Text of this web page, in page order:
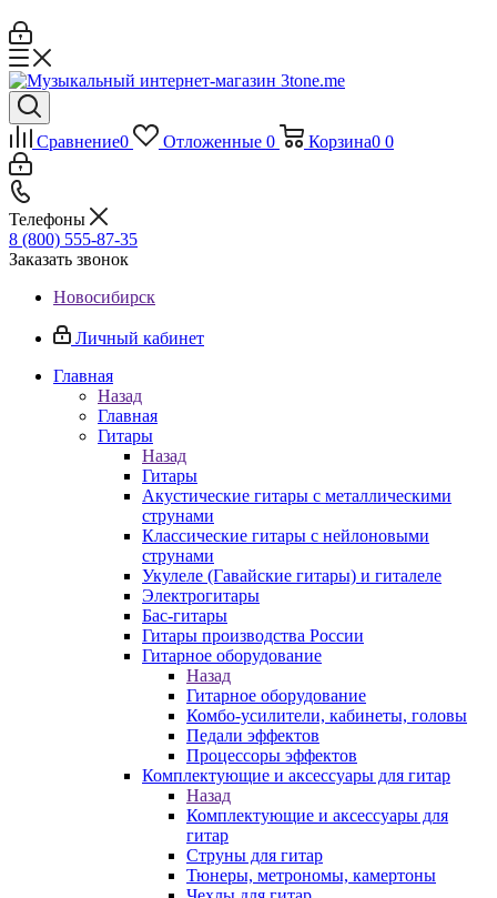
Сравнение0 Отложенные 0 Корзина0 0
Телефоны
8 (800) 555-87-35
Заказать звонок
Новосибирск
Личный кабинет
Главная
Назад
Главная
Гитары
Назад
Гитары
Акустические гитары с металлическими
струнами
Классические гитары с нейлоновыми
струнами
Укулеле (Гавайские гитары) и гиталеле
Электрогитары
Бас-гитары
Гитары производства России
Гитарное оборудование
Назад
Гитарное оборудование
Комбо-усилители, кабинеты, головы
Педали эффектов
Процессоры эффектов
Комплектующие и аксессуары для гитар
Назад
Комплектующие и аксессуары для
гитар
Струны для гитар
Тюнеры, метрономы, камертоны